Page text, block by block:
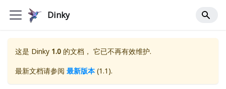
Dinky
这是 Dinky 1.0 的文档， 它已不再有效维护.
最新文档请参阅 最新版本(1.1 ).